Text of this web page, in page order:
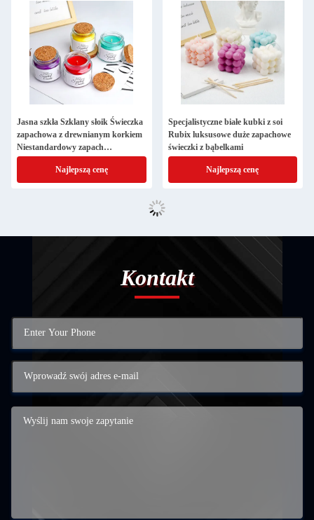
Jasna szkła Szklany słoik Świeczka
zapachowa z drewnianym korkiem
Niestandardowy zapach
Luksusowy domowy zapach
AromaterapiaNajlepszą cenę
Specjalistyczne białe kubki z soi
Rubix luksusowe duże zapachowe
świeczki z bąbelkami
Najlepszą cenę
Kontakt